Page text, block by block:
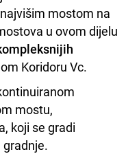
mostom na
u ovom dijelu
Koridoru Vc.
mostu,
koji se gradi